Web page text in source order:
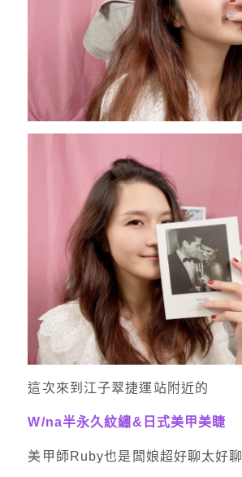
這次來到江子翠捷運站附近的
W/na半永久紋繡&日式美甲美睫
美甲師Ruby也是闆娘超好聊太好聊